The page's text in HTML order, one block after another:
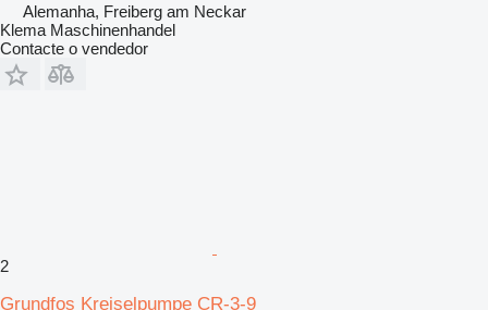
Alemanha, Freiberg am Neckar
Klema Maschinenhandel
Contacte o vendedor
2
Grundfos Kreiselpumpe CR-3-9